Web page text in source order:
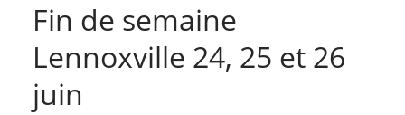
Fin de semaine
Lennoxville 24, 25 et 26
juin